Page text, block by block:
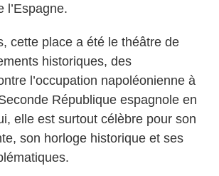
l’Espagne.
cette place a été le théâtre de
historiques, des
l’occupation napoléonienne à
République espagnole en
elle est surtout célèbre pour son
son horloge historique et ses